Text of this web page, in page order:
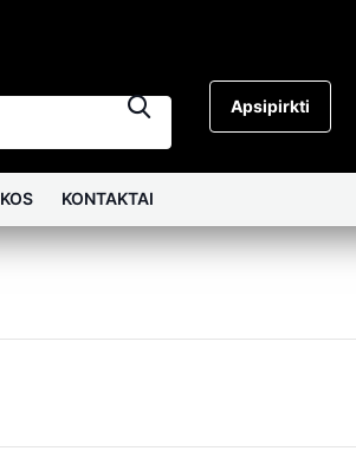
Apsipirkti
KONTAKTAI